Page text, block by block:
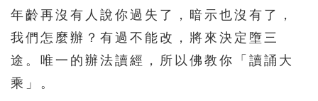
年齡再沒有人說你過失了，暗示也沒有了，
我們怎麼辦？有過不能改，將來決定墮三
途。唯一的辦法讀經，所以佛教你「讀誦大
乘」。